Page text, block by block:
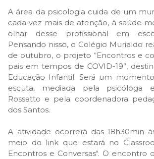
A área da psicologia cuida de um
cada vez mais de atenção, à saúde
olhar desse profissional em
Pensando nisso, o Colégio Murialdo
de outubro, o projeto “Encontros e
pais em tempos de COVID-19”,
Educação Infantil. Será um
escuta, mediada pela psicóloga
Rossatto e pela coordenadora
dos Santos.
A atividade ocorrerá das 18h30min
meio do link que estará no
Encontros e Conversas". O encontro